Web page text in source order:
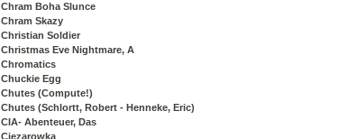
Chram Boha Slunce
Chram Skazy
Christian Soldier
Christmas Eve Nightmare, A
Chromatics
Chuckie Egg
Chutes (Compute!)
Chutes (Schlortt, Robert - Henneke, Eric)
CIA- Abenteuer, Das
Ciezarowka